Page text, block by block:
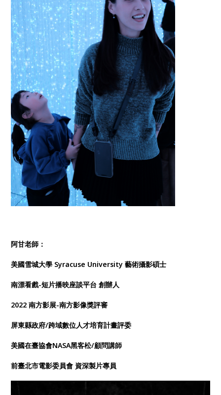
阿甘老師：
美國雪城大學 Syracuse University 藝術攝影碩士
南漂看戲-短片播映座談平台 創辦人
2022 南方影展-南方影像獎評審
屏東縣政府/跨域數位人才培育計畫評委
美國在臺協會NASA黑客松/顧問講師
前臺北市電影委員會 資深製片專員